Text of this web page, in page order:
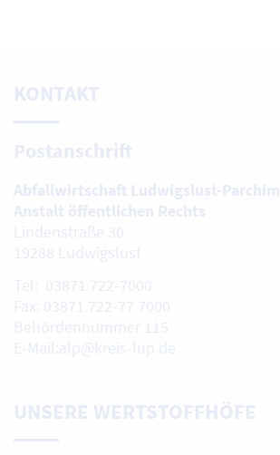
KONTAKT
Postanschrift
Abfallwirtschaft Ludwigslust-Parchim
Anstalt öffentlichen Rechts
Lindenstraße 30
19288 Ludwigslust
Tel: 03871 722-7000
Fax: 03871 722-77 7000
Behördennummer 115
E-Mail:alp@kreis-lup.de
UNSERE WERTSTOFFHÖFE